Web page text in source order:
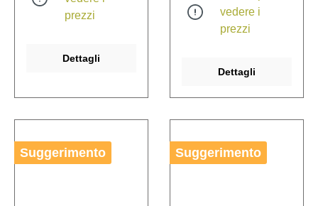
prezzi
Dettagli
vedere i
prezzi
Dettagli
Suggerimento Suggerimento